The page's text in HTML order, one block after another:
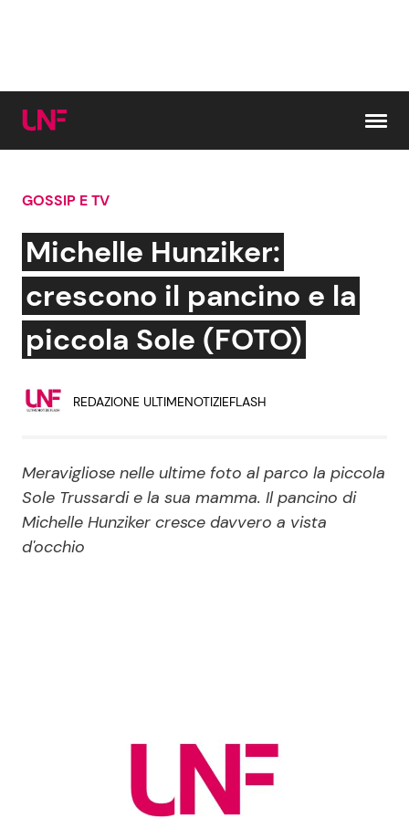
Cerca:
News e Cronaca
Attualità Italiana
Persone Scomparse
Politica
Gossip e TV
Bellezze VIP
Programmi TV
Reality e Talent
News Spettacolo
GOSSIP E TV
Michelle Hunziker:
crescono il pancino e la
piccola Sole (FOTO)
REDAZIONE ULTIMENOTIZIEFLASH
Meravigliose nelle ultime foto al parco la piccola
Sole Trussardi e la sua mamma. Il pancino di
Michelle Hunziker cresce davvero a vista
d'occhio